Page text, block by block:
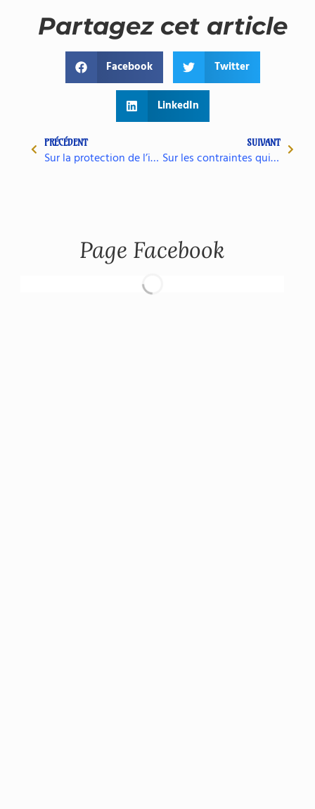
Partagez cet article
Facebook Twitter
LinkedIn
PRÉCÉDENT
Sur la protection de l’identité des condamnés dans la presse
SUIVANT
Sur les contraintes qui pèsent sur les agriculteurs.
Page Facebook